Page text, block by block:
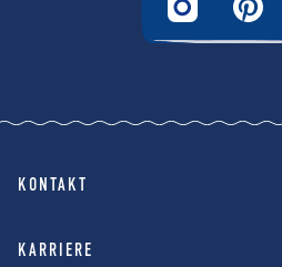
KONTAKT
KARRIERE